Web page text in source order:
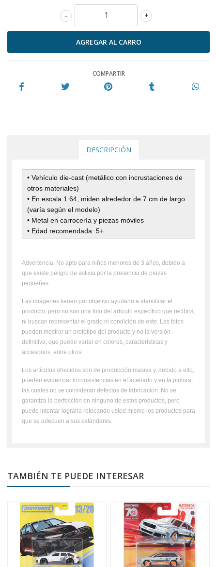
+
-
COMPARTIR
DESCRIPCIÓN
• Vehículo die-cast (metálico con incrustaciones de
otros materiales)
• En escala 1:64, miden alrededor de 7 cm de largo
(varía según el modelo)
• Metal en carrocería y piezas móviles
• Edad recomendada: 5+
Advertencia: No apto para niños menores de 3 años, debido a
que existe peligro de asfixia por la presencia de piezas
pequeñas.
Las imágenes tienen por objetivo ayudarlo a identificar el
producto, pero no son una foto del artículo específico que recibirá,
ni buscan representar el grado ni condición de este. Las fotos
pueden mostrar un prototipo del producto y no la versión
definitiva, que puede variar en colores, características y
accesorios, entre otros.
Los artículos ofrecidos son de producción masiva y, debido a ello,
pueden evidenciar inconsistencias en el acabado y en la pintura,
las cuales no se consideran defectos de fabricación. No se
garantiza la perfección en ninguno de estos productos, pero
puede intentar lograrla retocando usted mismo los productos para
que se adecuen a sus estándares.
TAMBIÉN TE PUEDE INTERESAR